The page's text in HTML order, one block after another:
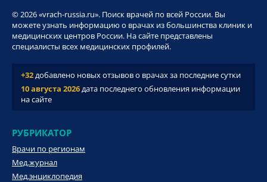
© 2026 «vrach-russia.ru». Поиск врачей по всей России. Вы
можете узнать информацию о врачах из большинства клиник и
медицинских центров России. На сайте представлены
специалисты всех медицинских профилей.
+32добавлено новых отзывов о врачах за последние сутки
10 августа 2026дата последнего обновления информации
на сайте
РУБРИКАТОР
Врачи по регионам
Мед.журнал
Мед.энциклопедия